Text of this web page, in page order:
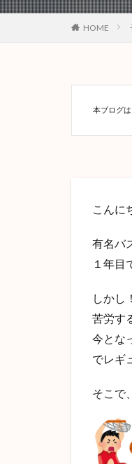
HOME
本ブログ
こんに
有名バ
１年目
しかし
苦労す
今とな
でレギ
そこで